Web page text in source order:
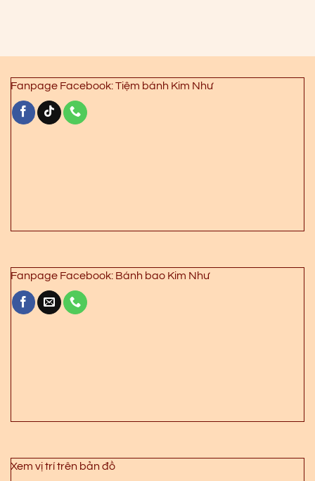
Fanpage Facebook: Tiệm bánh Kim Như
Fanpage Facebook: Bánh bao Kim Như
Xem vị trí trên bản đồ